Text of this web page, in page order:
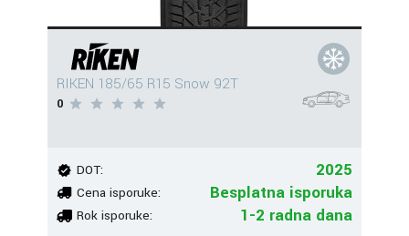
RIKEN 185/65 R15 Snow 92T
0
DOT: 2025
Cena isporuke: Besplatna isporuka
Rok isporuke: 1-2 radna dana